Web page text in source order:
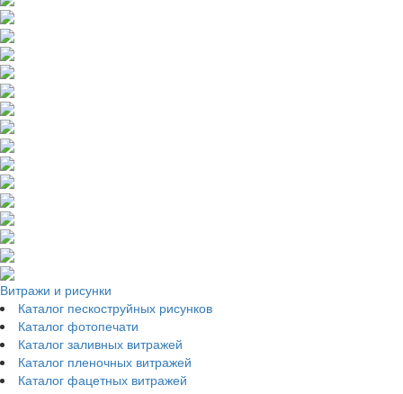
Витражи и рисунки
Каталог пескоструйных рисунков
Каталог фотопечати
Каталог заливных витражей
Каталог пленочных витражей
Каталог фацетных витражей